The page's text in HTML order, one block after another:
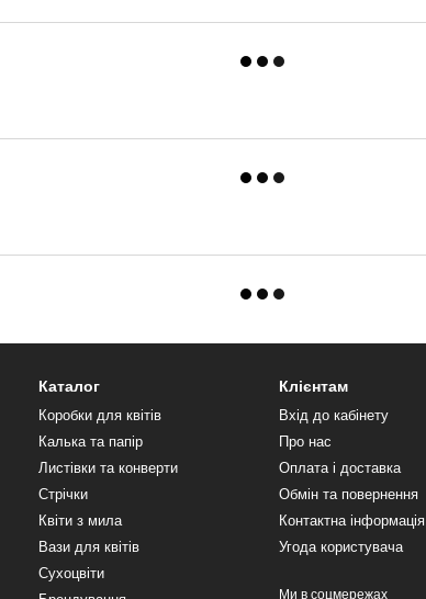
Каталог
Коробки для квітів
Калька та папір
Листівки та конверти
Стрічки
Квіти з мила
Вази для квітів
Сухоцвіти
Клієнтам
Вхід до кабінету
Про нас
Оплата і доставка
Обмін та повернення
Контактна інформація
Угода користувача
Ми в соцмережах